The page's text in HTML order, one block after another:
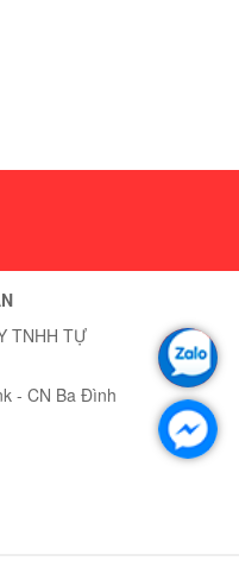
TNHH TỰ
- CN Ba Đình